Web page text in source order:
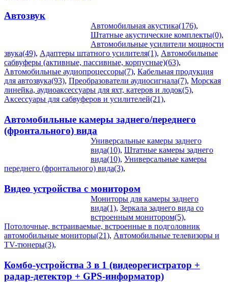
Автозвук
Автомобильная акустика(176),
Штатные акустические комплекты(0),
Автомобильные усилители мощности
звука(49), Адаптеры штатного усилителя(1), Автомобильные
сабвуферы (активные, пассивные, корпусные)(63),
Автомобильные аудиопроцессоры(7), Кабельная продукция
для автозвука(93), Преобразователи аудиосигнала(7), Морская
линейка, аудиоаксессуары для яхт, катеров и лодок(5),
Аксессуары для сабвуферов и усилителей(21),
Автомобильные камеры заднего/переднего
(фронтального) вида
Универсальные камеры заднего
вида(10), Штатные камеры заднего
вида(10), Универсальные камеры
переднего (фронтального) вида(3),
Видео устройства c монитором
Мониторы для камеры заднего
вида(1), Зеркала заднего вида со
встроенным монитором(5),
Потолочные, встраиваемые, встроенные в подголовник
автомобильные мониторы(21), Автомобильные телевизоры и
TV-тюнеры(3),
Комбо-устройства 3 в 1 (видеорегистратор +
радар-детектор + GPS-информатор)